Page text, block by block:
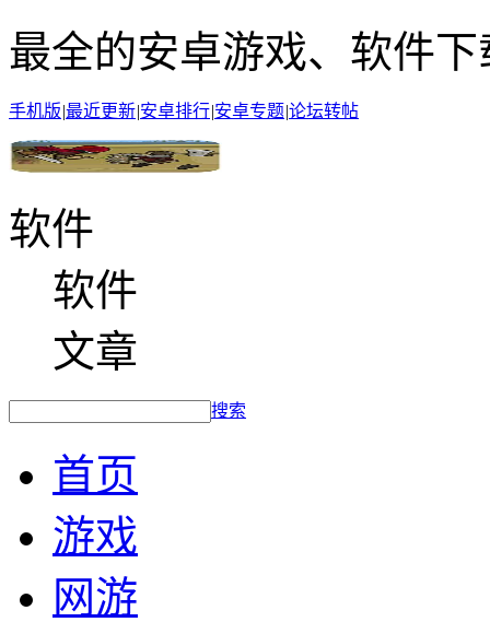
最全的安卓游戏、软件下
手机版|最近更新|安卓排行|安卓专题|论坛转帖
软件
软件
文章
搜索
首页
游戏
网游